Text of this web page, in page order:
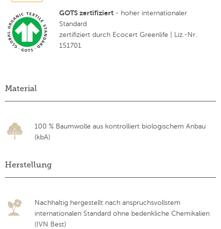
GOTS zertifiziert - hoher internationaler
Standard
zertifiziert durch Ecocert Greenlife | Liz.-Nr.
151701
Material
100 % Baumwolle aus kontrolliert biologischem Anbau
(kbA)
Herstellung
Nachhaltig hergestellt nach anspruchsvollstem
internationalen Standard ohne bedenkliche Chemikalien
(IVN Best)